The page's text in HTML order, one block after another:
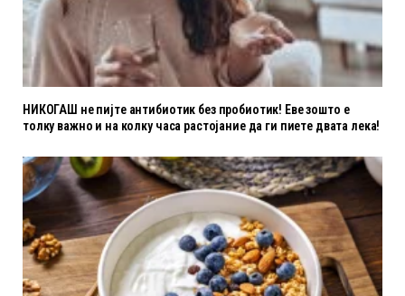
НИКОГАШ не пијте антибиотик без пробиотик! Еве зошто е
толку важно и на колку часа растојание да ги пиете двата лека!